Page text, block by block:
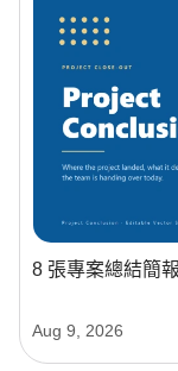
8 張專案總結簡
Aug 9, 2026